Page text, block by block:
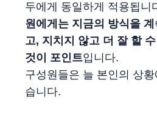
두에게 동일하게 적용됩니
원에게는 지금의 방식을
고, 지치지 않고 더 잘 할
것이 포인트입니다.
구성원들은 늘 본인의 상
습니다.